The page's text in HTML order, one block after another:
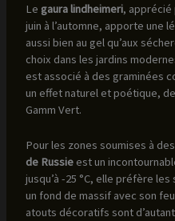
Le gaura lindheimeri, apprécié
juin à l’automne, apporte une
aussi bien au gel qu’aux
choix dans les jardins
est associé à des graminées
un effet naturel et poétique,
Gamm Vert.
Pour les zones soumises à
de Russieest un
jusqu’à -25 °C, elle préfère
un fond de massif avec son
atouts décoratifs sont